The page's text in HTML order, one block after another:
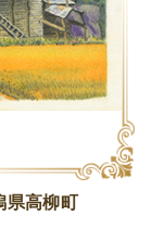
高柳町